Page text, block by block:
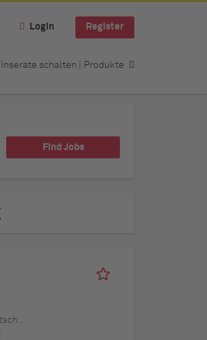
Login Register
schalten | Produkte
Württemberg), Leipzig, Deutschland (Sachsen)